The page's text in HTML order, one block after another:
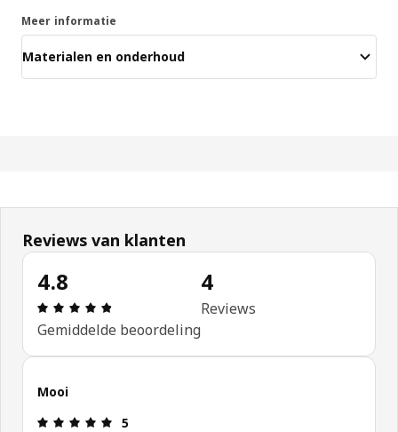
Meer informatie
Materialen en onderhoud
Reviews van klanten
4.8
Review: 4.8 van 5 sterren. Totaal beoordelingen:
Gemiddelde beoordeling
4
Reviews
Mooi
Review: 5 van 5 sterren.
5